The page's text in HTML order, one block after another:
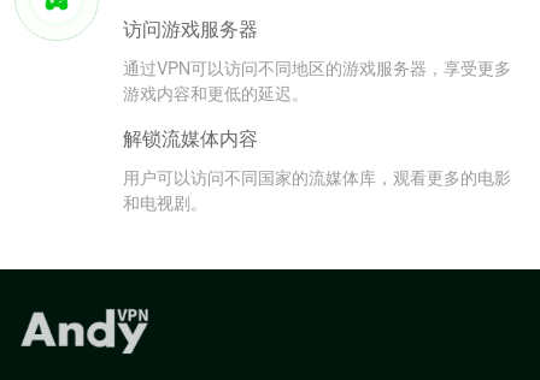
访问游戏服务器
通过VPN可以访问不同地区的游戏服务器，享受更多
游戏内容和更低的延迟。
解锁流媒体内容
用户可以访问不同国家的流媒体库，观看更多的电影
和电视剧。